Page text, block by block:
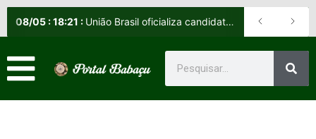
08/05 :18:21 : União Brasil oficializa candidatos e reafirma apoio a Orleans Brandão ao Governo do Maranhão